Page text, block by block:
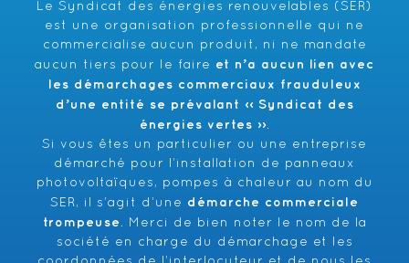
Le Syndicat des énergies renouvelables (SER)
est une organisation professionnelle qui ne
commercialise aucun produit, ni ne mandate
aucun tiers pour le faire et n’a aucun lien avec
les démarchages commerciaux frauduleux
d’une entité se prévalant ‹‹ Syndicat des
énergies vertes ››.
Si vous êtes un particulier ou une entreprise
démarché pour l’installation de panneaux
photovoltaïques, pompes à chaleur au nom du
SER, il s’agit d’une démarche commerciale
trompeuse . Merci de bien noter le nom de la
société en charge du démarchage et les